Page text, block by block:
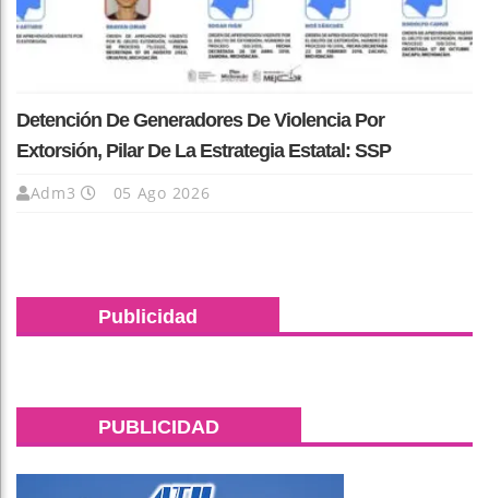
Detención De Generadores De Violencia Por
Extorsión, Pilar De La Estrategia Estatal: SSP
Adm3 05 Ago 2026
Publicidad
PUBLICIDAD